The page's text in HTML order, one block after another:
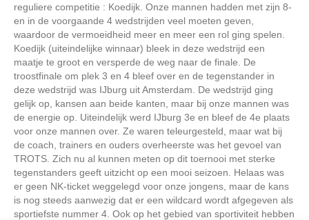
reguliere competitie : Koedijk. Onze mannen hadden met zijn 8-
en in de voorgaande 4 wedstrijden veel moeten geven,
waardoor de vermoeidheid meer en meer een rol ging spelen.
Koedijk (uiteindelijke winnaar) bleek in deze wedstrijd een
maatje te groot en versperde de weg naar de finale. De
troostfinale om plek 3 en 4 bleef over en de tegenstander in
deze wedstrijd was IJburg uit Amsterdam. De wedstrijd ging
gelijk op, kansen aan beide kanten, maar bij onze mannen was
de energie op. Uiteindelijk werd IJburg 3e en bleef de 4e plaats
voor onze mannen over. Ze waren teleurgesteld, maar wat bij
de coach, trainers en ouders overheerste was het gevoel van
TROTS. Zich nu al kunnen meten op dit toernooi met sterke
tegenstanders geeft uitzicht op een mooi seizoen. Helaas was
er geen NK-ticket weggelegd voor onze jongens, maar de kans
is nog steeds aanwezig dat er een wildcard wordt afgegeven als
sportiefste nummer 4. Ook op het gebied van sportiviteit hebben